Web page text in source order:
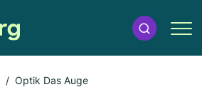
Optik Das Auge